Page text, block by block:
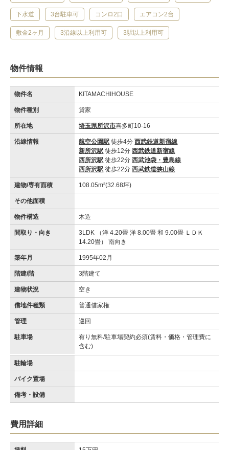
下水道 3台駐車可 コンロ2口 エアコン2台
敷金2ヶ月 3沿線以上利用可 3駅以上利用可
物件情報
物件名 KITAMACHIHOUSE
物件種別 貸家
所在地 埼玉県所沢市喜多町10-16
沿線情報 航空公園駅 徒歩4分西武鉄道新宿線
新所沢駅 徒歩12分西武鉄道新宿線
西所沢駅 徒歩22分西武池袋・豊島線
西所沢駅 徒歩22分西武鉄道狭山線
建物/専有面積 108.05m²(32.68坪)
その他面積
物件構造 木造
間取り・向き
3LDK （洋 4.20畳 洋 8.00畳 和 9.00畳 ＬＤＫ
14.20畳） 南向き
築年月 1995年02月
階建/階 3階建て
建物状況 空き
借地件種類 普通借家権
管理 巡回
駐車場
有り無料/駐車場契約必須(賃料・価格・管理費に
含む)
駐輪場
バイク置場
備考・設備
費用詳細